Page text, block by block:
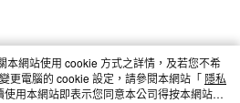
本網站使用 cookie 方式之詳情，及若您不希
更電腦的 cookie 設定，請參閱本網站「 隱私
使用本網站即表示您同意本公司得按本網站使